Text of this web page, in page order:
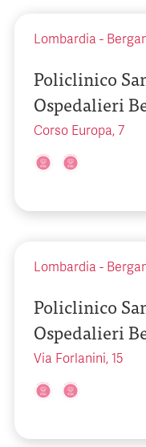
Lombardia -
Policlinico
Ospedalieri
Corso Europa, 7
Lombardia -
Policlinico
Ospedalieri
Via Forlanini, 15